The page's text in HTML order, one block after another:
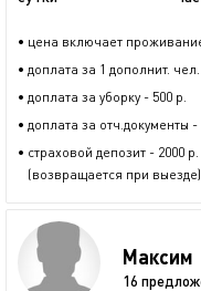
• цена включает
• доплата за 1 дополнит.
• доплата за уборку - 500 р.
• доплата за отч.документы -
• страховой депозит - 2000 р.
(возвращается при выезде)
Максим
16